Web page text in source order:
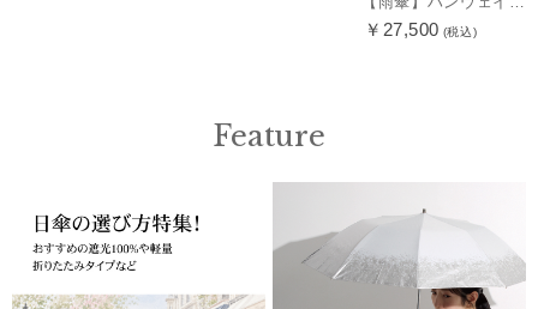
￥27,500 (税込)
Feature